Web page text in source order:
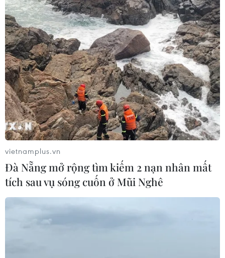
TIN CÙNG CHUYÊN MỤC
Ngành đường sắt hướng tới mục tiêu
1.500 container vận tải liên vận
09/08/2026 10:17
vietnamplus.vn
Đà Nẵng mở rộng tìm kiếm 2 nạn nhân mất
tích sau vụ sóng cuốn ở Mũi Nghê